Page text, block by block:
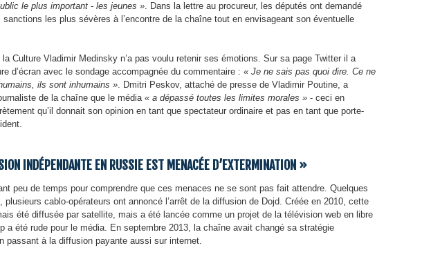
le plus important - les jeunes ». Dans la lettre au procureur, les députés ont demandé
sanctions les plus sévères à l’encontre de la chaîne tout en envisageant son éventuelle
la Culture Vladimir Medinsky n’a pas voulu retenir ses émotions. Sur sa page Twitter il a
d’écran avec le sondage accompagnée du commentaire : « Je ne sais pas quoi dire. Ce ne
ils sont inhumains ». Dmitri Peskov, attaché de presse de Vladimir Poutine, a
de la chaîne que le média « a dépassé toutes les limites morales » - ceci en
qu’il donnait son opinion en tant que spectateur ordinaire et pas en tant que porte-
INDÉPENDANTE EN RUSSIE EST MENACÉE D’EXTERMINATION »
peu de temps pour comprendre que ces menaces ne se sont pas fait attendre. Quelques
plusieurs cablo-opérateurs ont annoncé l’arrêt de la diffusion de Dojd. Créée en 2010, cette
été diffusée par satellite, mais a été lancée comme un projet de la télévision web en libre
a été rude pour le média. En septembre 2013, la chaîne avait changé sa stratégie
passant à la diffusion payante aussi sur internet.